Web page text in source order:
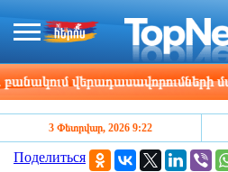
վերադասավորումների մասին
3 Փետրվար, 2026 9:22
Поделиться